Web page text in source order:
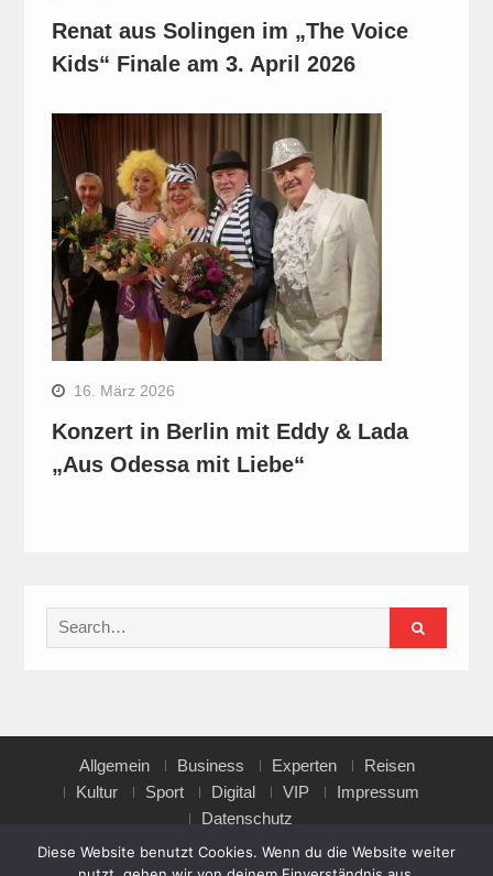
Renat aus Solingen im „The Voice
Kids“ Finale am 3. April 2026
16. März 2026
Konzert in Berlin mit Eddy & Lada
„Aus Odessa mit Liebe“
Search
for:
Allgemein Business Experten
Reisen
Kultur
Sport Digital VIP
Impressum
Datenschutz
Diese Website benutzt Cookies. Wenn du die Website weiter